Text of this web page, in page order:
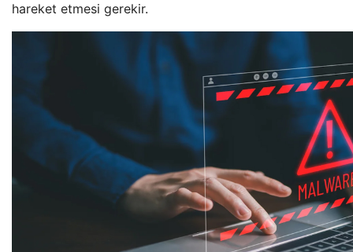
hareket etmesi gerekir.